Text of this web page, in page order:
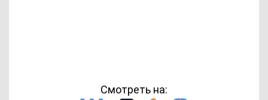
Смотреть на: